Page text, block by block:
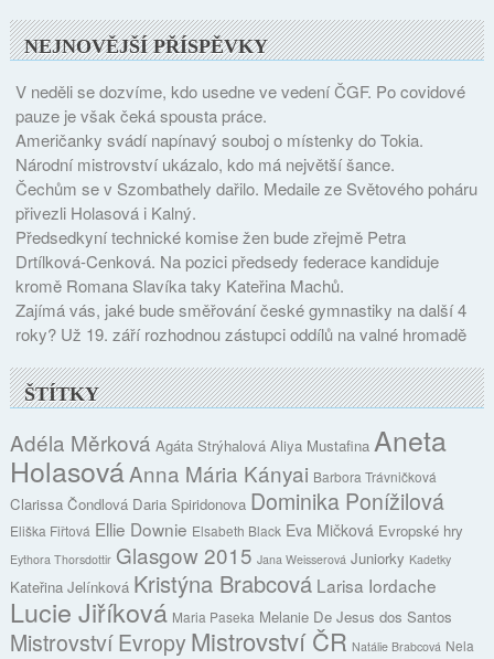
NEJNOVĚJŠÍ PŘÍSPĚVKY
V neděli se dozvíme, kdo usedne ve vedení ČGF. Po covidové
pauze je však čeká spousta práce.
Američanky svádí napínavý souboj o místenky do Tokia.
Národní mistrovství ukázalo, kdo má největší šance.
Čechům se v Szombathely dařilo. Medaile ze Světového poháru
přivezli Holasová i Kalný.
Předsedkyní technické komise žen bude zřejmě Petra
Drtílková-Cenková. Na pozici předsedy federace kandiduje
kromě Romana Slavíka taky Kateřina Machů.
Zajímá vás, jaké bude směřování české gymnastiky na další 4
roky? Už 19. září rozhodnou zástupci oddílů na valné hromadě
ŠTÍTKY
Adéla Měrková Agáta Strýhalová Aliya Mustafina Aneta
HolasováAnna Mária Kányai Barbora Trávničková
Clarissa Čondlová Daria Spiridonova Dominika Ponížilová
Eliška Fiřtová Ellie Downie Elsabeth Black Eva Mičková Evropské hry
Eythora Thorsdottir Glasgow 2015 Jana Weisserová Juniorky Kadetky
Kateřina Jelínková Kristýna Brabcová Larisa Iordache
Lucie Jiříková Maria Paseka Melanie De Jesus dos Santos
Mistrovství Evropy Mistrovství ČR Natálie Brabcová Nela